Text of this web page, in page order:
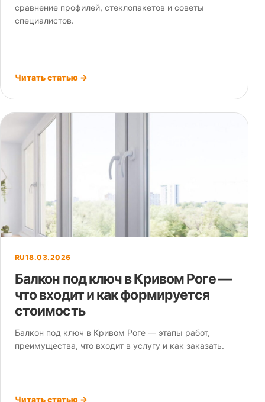
сравнение профилей, стеклопакетов и советы
специалистов.
Читать статью →
RU18.03.2026
Балкон под ключ в Кривом Роге —
что входит и как формируется
стоимость
Балкон под ключ в Кривом Роге — этапы работ,
преимущества, что входит в услугу и как заказать.
Читать статью →